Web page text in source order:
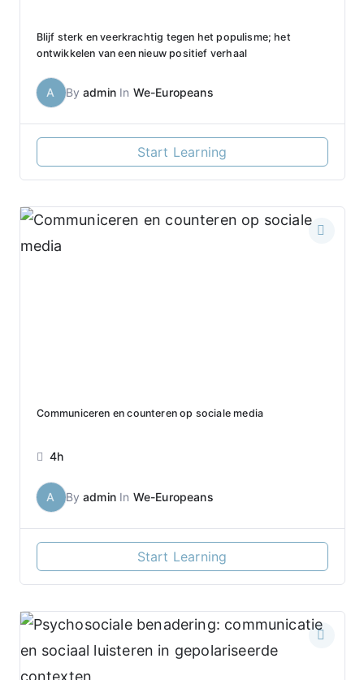
Blijf sterk en veerkrachtig tegen het populisme; het
ontwikkelen van een nieuw positief verhaal
A ByadminIn We-Europeans
Start Learning
Communiceren en counteren op sociale media
4h
A ByadminIn We-Europeans
Start Learning